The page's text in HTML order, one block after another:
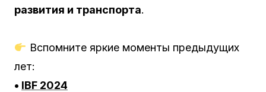
развития и транспорта.
Вспомните яркие моменты предыдущих
лет:
• IBF 2024